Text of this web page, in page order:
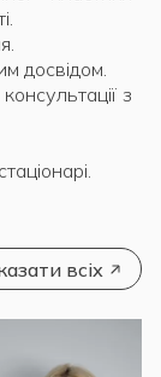
досвідом.
з
всіх